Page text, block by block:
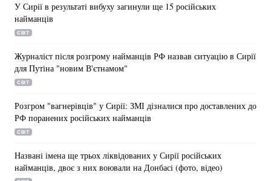
Тема оформлення
У Сирії в результаті вибуху загинули ще 15 російських
найманців
СВІТ
Журналіст після розгрому найманців РФ назвав ситуацію в Сирії
для Путіна "новим В'єтнамом"
СВІТ
Розгром "вагнерівців" у Сирії: ЗМІ дізналися про доставлених до
РФ поранених російських найманців
СВІТ
Названі імена ще трьох ліквідованих у Сирії російських
найманців, двоє з них воювали на Донбасі (фото, відео)